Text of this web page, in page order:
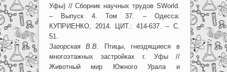
Уфы) // Сборник научных трудов SWorld.
– Выпуск 4. Том 37. – Одесса:
КУПРИЕНКО, 2014. ЦИТ.: 414-637. – С.
51.
Загорская В.В.
Птицы, гнездящиеся в
многоэтажных застройках г. Уфы //
Животный мир Южного Урала и